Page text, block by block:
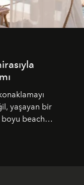
yaşayan bir
beach